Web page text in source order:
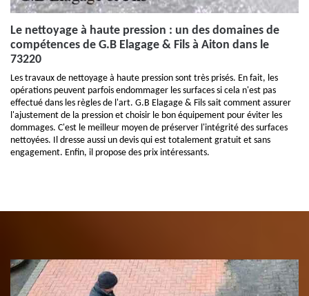
Le nettoyage à haute pression : un des domaines de
compétences de G.B Elagage & Fils à Aiton dans le
73220
Les travaux de nettoyage à haute pression sont très prisés. En fait, les
opérations peuvent parfois endommager les surfaces si cela n'est pas
effectué dans les règles de l'art. G.B Elagage & Fils sait comment assurer
l'ajustement de la pression et choisir le bon équipement pour éviter les
dommages. C'est le meilleur moyen de préserver l'intégrité des surfaces
nettoyées. Il dresse aussi un devis qui est totalement gratuit et sans
engagement. Enfin, il propose des prix intéressants.